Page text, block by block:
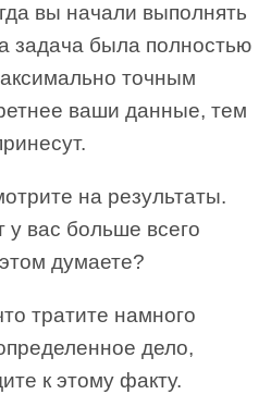
вы начали выполнять
задача была полностью
точным
ваши данные, тем
на результаты.
у вас больше всего
думаете?
тратите намного
дело,
к этому факту.